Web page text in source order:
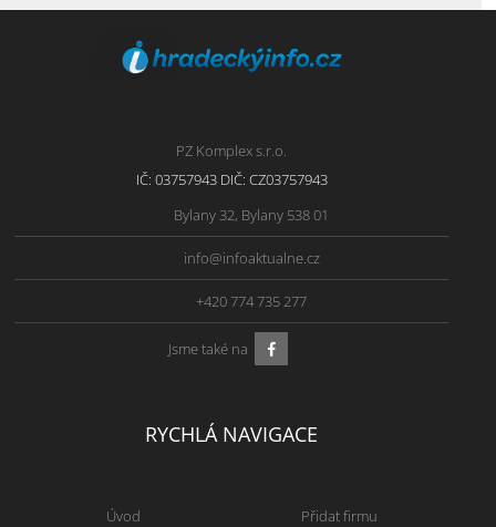
PZ Komplex s.r.o.
IČ: 03757943 DIČ: CZ03757943
Bylany 32, Bylany 538 01
info@infoaktualne.cz
+420 774 735 277
Jsme také na
RYCHLÁ NAVIGACE
Úvod
Přidat firmu